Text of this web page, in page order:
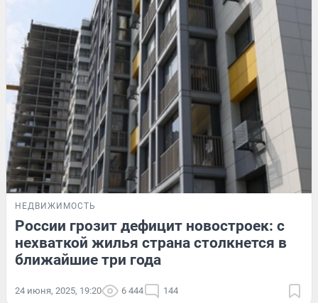
НЕДВИЖИМОСТЬ
России грозит дефицит новостроек: с
нехваткой жилья страна столкнется в
ближайшие три года
24 июня, 2025, 19:20 6 444 144